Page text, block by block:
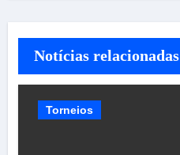
Notícias relacionadas
Torneios